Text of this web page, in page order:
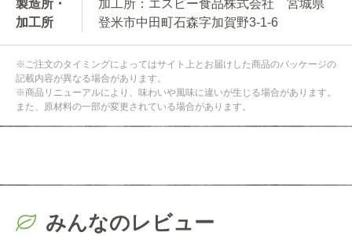
製造所・
加工所
加工所：エスビー食品株式会社 宮城県
登米市中田町石森字加賀野3-1-6
※ご注文のタイミングによってはサイト上とお届けした商品のパッケージの
記載内容が異なる場合があります。
※商品リニューアルにより、味わいや風味に違いが生じる場合があります。
また、原材料の一部が変更されている場合があります。
みんなのレビュー